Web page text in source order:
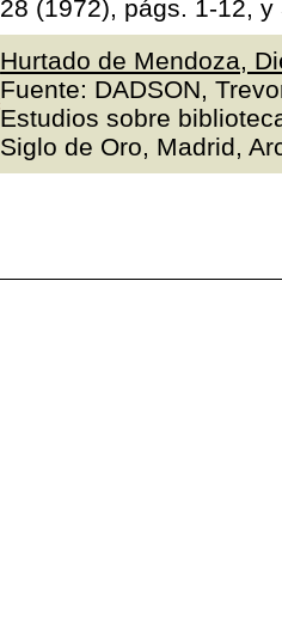
28 (1972), págs. 1-12,
Hurtado de Mendoza,
Fuente: DADSON,
Estudios sobre
Siglo de Oro, Madrid,